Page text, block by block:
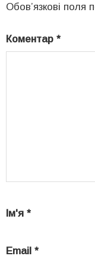
Обов’язкові поля
Коментар *
Ім'я *
Email *